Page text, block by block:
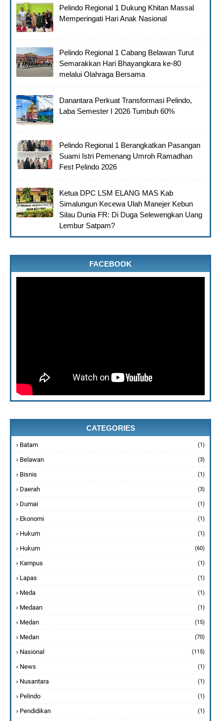
Pelindo Regional 1 Dukung Khitan Massal
Memperingati Hari Anak Nasional
Pelindo Regional 1 Cabang Belawan Turut
Semarakkan Hari Bhayangkara ke-80
melalui Olahraga Bersama
Danantara Perkuat Transformasi Pelindo,
Laba Semester I 2026 Tumbuh 60%
Pelindo Regional 1 Berangkatkan Pasangan
Suami Istri Pemenang Umroh Ramadhan
Fest Pelindo 2026
Ketua DPC LSM ELANG MAS Kab
Simalungun Kecewa Ulah Manejer Kebun
Silau Dunia FR: Di Duga Selewengkan Uang
Lembur Satpam?
FACEBOOK
CATEGORIES
Batam (1)
Belawan (3)
Bisnis (1)
Daerah (3)
Dumai (1)
Ekonomi (1)
Hukum (1)
Hukum (60)
Kampus (1)
Lapas (1)
Meda (1)
Medaan (1)
Medan (15)
Medan (70)
Nasional (115)
News (1)
Nusantara (1)
Pelindo (1)
Pendidikan (1)